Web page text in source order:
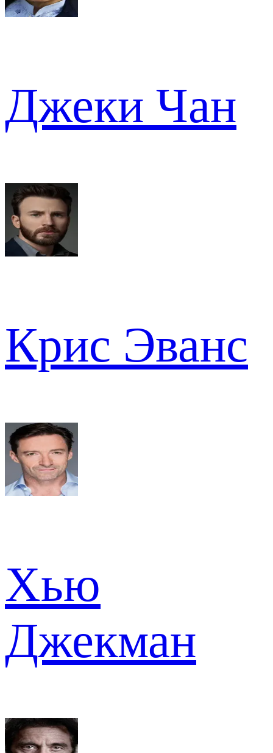
Джеки Чан
Крис Эванс
Хью
Джекман